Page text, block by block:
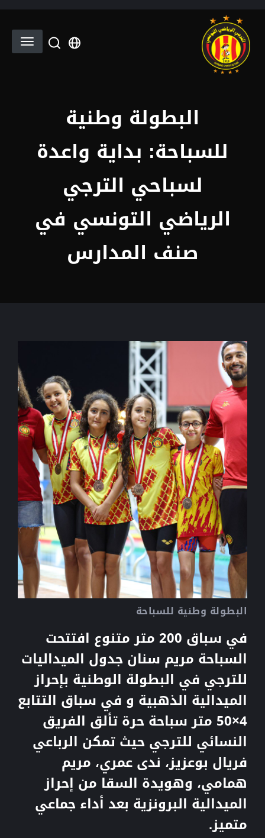
your language
البطولة وطنية
للسباحة: بداية واعدة
لسباحي الترجي
الرياضي التونسي في
صنف المدارس
البطولة وطنية للسباحة
في سباق 200 متر متنوع افتتحت
السباحة مريم سنان جدول الميداليات
للترجي في البطولة الوطنية بإحراز
الميدالية الذهبية و في سباق التتابع
4×50 متر سباحة حرة تألق الفريق
النسائي للترجي حيث تمكن الرباعي
فريال بوعزيز، ندى عمري، مريم
همامي، وهويدة السقا من إحراز
الميدالية البرونزية بعد أداء جماعي
متميز.